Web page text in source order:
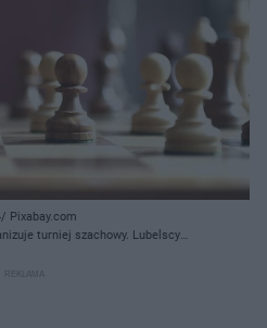
Pixabay.com
turniej szachowy. Lubelscy